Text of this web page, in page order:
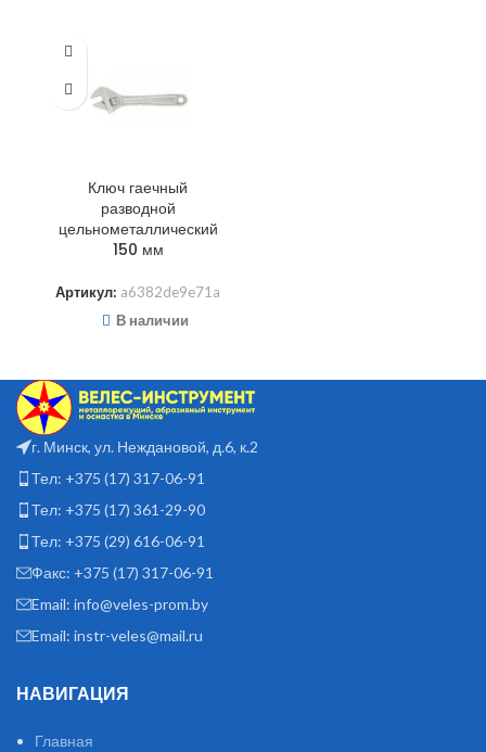
Ключ гаечный
разводной
цельнометаллический
150 мм
Артикул: a6382de9e71a
В наличии
г. Минск, ул. Неждановой, д.6, к.2
Тел: +375 (17) 317-06-91
Тел: +375 (17) 361-29-90
Тел: +375 (29) 616-06-91
Факс: +375 (17) 317-06-91
Email: info@veles-prom.by
Email: instr-veles@mail.ru
НАВИГАЦИЯ
Главная